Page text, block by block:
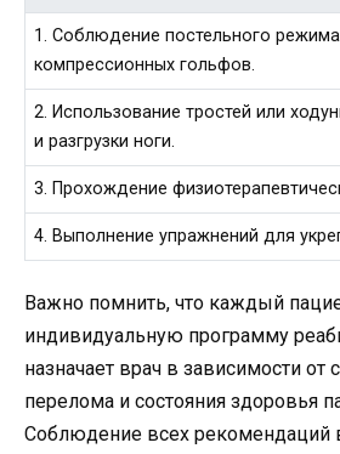
1. Соблюдение постельного
компрессионных гольфов.
2. Использование тростей или
и разгрузки ноги.
3. Прохождение
4. Выполнение упражнений для
Важно помнить, что каждый
индивидуальную программу
назначает врач в зависимости от
перелома и состояния здоровья
Соблюдение всех рекомендаций